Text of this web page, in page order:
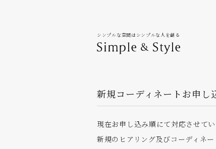
シンプルな空間はシンプルな人を創る
新規コーディネートお申し
現在お申し込み順にて対応させてい
新規のヒアリング及びコーディネ